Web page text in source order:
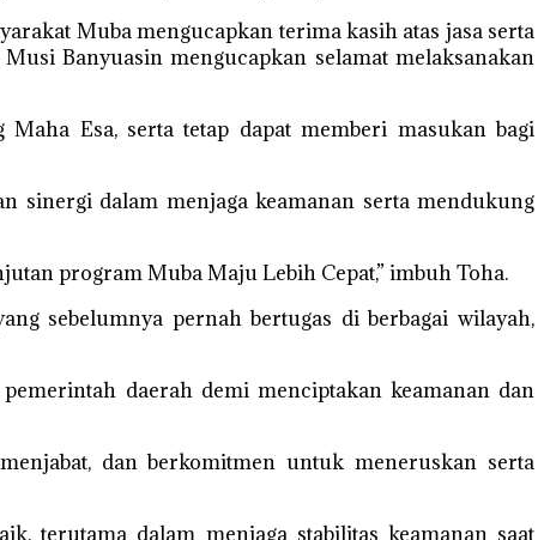
Muba mengucapkan terima kasih atas jasa serta
Banyuasin mengucapkan selamat melaksanakan
Esa, serta tetap dapat memberi masukan bagi
sinergi dalam menjaga keamanan serta mendukung
program Muba Maju Lebih Cepat,” imbuh Toha.
sebelumnya pernah bertugas di berbagai wilayah,
daerah demi menciptakan keamanan dan
dan berkomitmen untuk meneruskan serta
terutama dalam menjaga stabilitas keamanan saat